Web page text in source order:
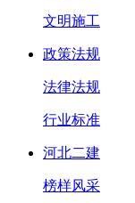
文明施工
政策法规
法律法规
行业标准
河北二建
榜样风采